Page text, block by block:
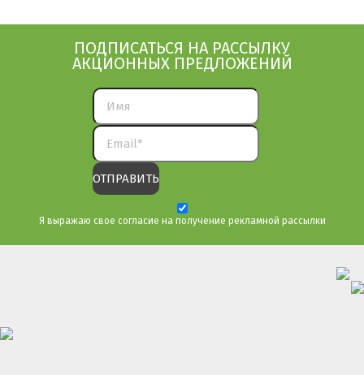
ПОДПИСАТЬСЯ НА РАССЫЛКУ
АКЦИОННЫХ ПРЕДЛОЖЕНИЙ
Я выражаю свое согласие на получение рекламной рассылки